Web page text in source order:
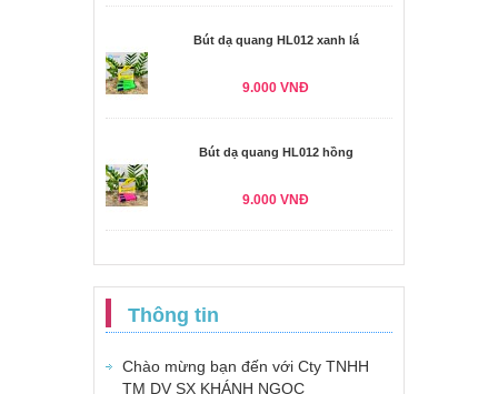
Bút dạ quang HL012 xanh lá
9.000 VNĐ
Bút dạ quang HL012 hồng
9.000 VNĐ
Thông tin
Chào mừng bạn đến với Cty TNHH
TM DV SX KHÁNH NGỌC